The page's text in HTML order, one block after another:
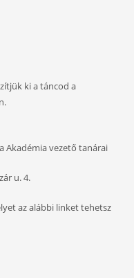
ki a táncod a
Akadémia vezető tanárai
u. 4.
az alábbi linket tehetsz